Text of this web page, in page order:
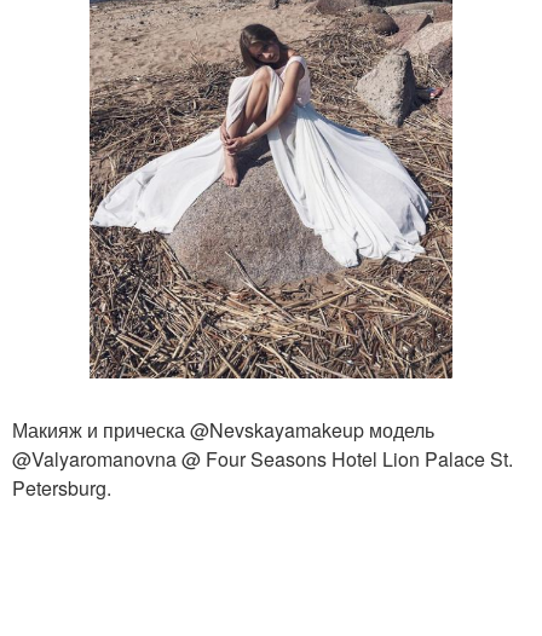
Макияж и прическа @Nevskayamakeup модель
@Valyaromanovna @ Four Seasons Hotel Lion Palace St.
Petersburg.